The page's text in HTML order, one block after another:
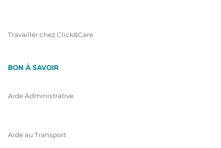
Travailler chez Click&Care
BON À SAVOIR
Aide Administrative
Aide au Transport